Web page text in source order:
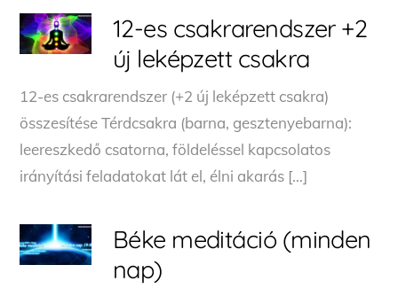
12-es csakrarendszer +2
új leképzett csakra
12-es csakrarendszer (+2 új leképzett csakra)
összesítése Térdcsakra (barna, gesztenyebarna):
leereszkedő csatorna, földeléssel kapcsolatos
irányítási feladatokat lát el, élni akarás […]
Béke meditáció (minden
nap)